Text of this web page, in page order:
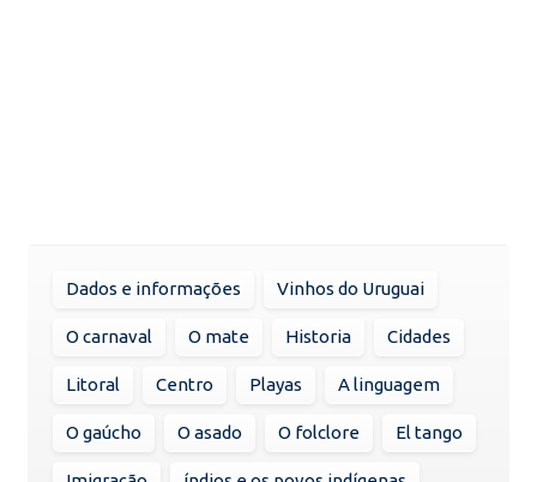
Dados e informações Vinhos do Uruguai
O carnaval O mate Historia Cidades
Litoral Centro Playas A linguagem
O gaúcho O asado O folclore El tango